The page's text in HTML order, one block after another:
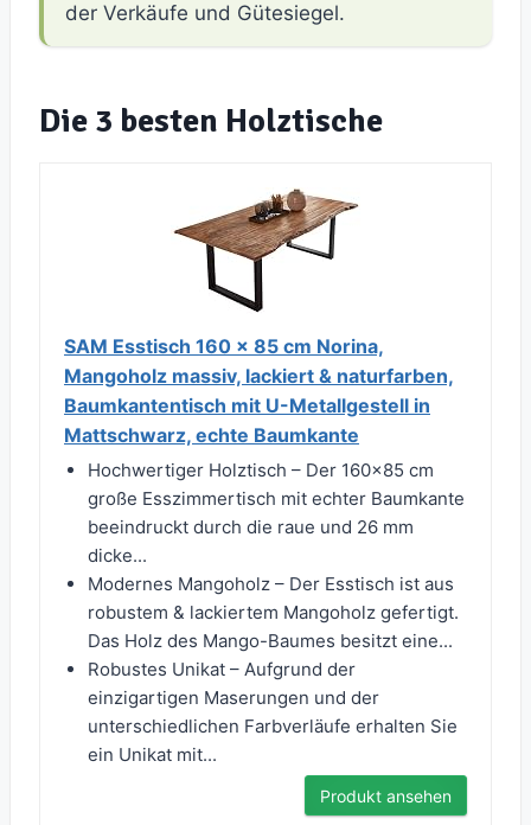
der Verkäufe und Gütesiegel.
Die 3 besten Holztische
SAM Esstisch 160 x 85 cm Norina,
Mangoholz massiv, lackiert & naturfarben,
Baumkantentisch mit U-Metallgestell in
Mattschwarz, echte Baumkante
Hochwertiger Holztisch – Der 160x85 cm
große Esszimmertisch mit echter Baumkante
beeindruckt durch die raue und 26 mm
dicke...
Modernes Mangoholz – Der Esstisch ist aus
robustem & lackiertem Mangoholz gefertigt.
Das Holz des Mango-Baumes besitzt eine...
Robustes Unikat – Aufgrund der
einzigartigen Maserungen und der
unterschiedlichen Farbverläufe erhalten Sie
ein Unikat mit...
Produkt ansehen